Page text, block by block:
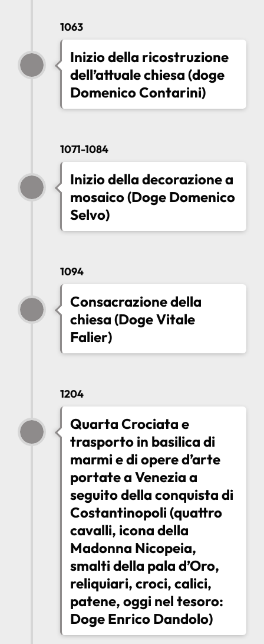
1063
Inizio della ricostruzione
dell’attuale chiesa (doge
Domenico Contarini)
1071-1084
Inizio della decorazione a
mosaico (Doge Domenico
Selvo)
1094
Consacrazione della
chiesa (Doge Vitale
Falier)
1204
Quarta Crociata e
trasporto in basilica di
marmi e di opere d’arte
portate a Venezia a
seguito della conquista di
Costantinopoli (quattro
cavalli, icona della
Madonna Nicopeia,
smalti della pala d’Oro,
reliquiari, croci, calici,
patene, oggi nel tesoro:
Doge Enrico Dandolo)